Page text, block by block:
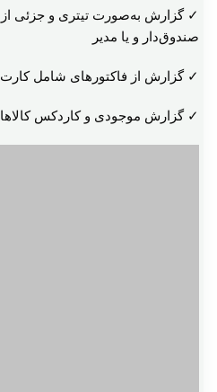
✓ گزارش به‌صورت تیتری و جزئی از
صندوق‌دار و یا مدیر
✓ گزارش از فاکتورهای شامل
✓ گزارش موجودی و کاردکس